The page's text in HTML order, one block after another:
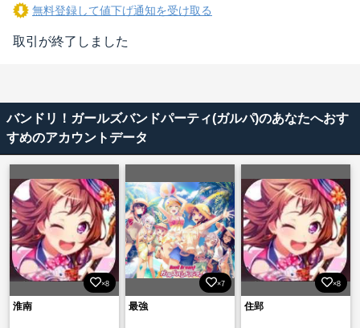
無料登録して値下げ通知を受け取る
取引が終了しました
バンドリ！ガールズバンドパーティ(ガルパ)のあなたへおす
すめのアカウントデータ
×8
淮南
×7
最強
×8
住郢